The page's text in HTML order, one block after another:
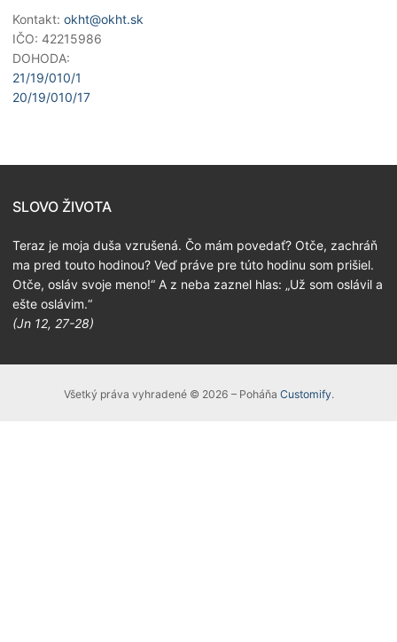
Kontakt: okht@okht.sk
IČO: 42215986
DOHODA:
21/19/010/1
20/19/010/17
SLOVO ŽIVOTA
Teraz je moja duša vzrušená. Čo mám povedať? Otče, zachráň
ma pred touto hodinou? Veď práve pre túto hodinu som prišiel.
Otče, osláv svoje meno!“ A z neba zaznel hlas: „Už som oslávil a
ešte oslávim.“
(Jn 12, 27-28)
Všetký práva vyhradené © 2026 – Poháňa Customify.